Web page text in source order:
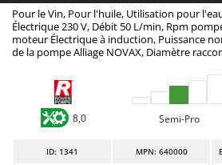
Aspirateurs - Balais Électriques
Aspirateurs à cendres
Aspirateurs à feuilles sur roues
Aspirateurs de piscine
Aspirateurs Multifonctions
Atomiseurs agricoles pour
Atomiseurs pour traitements
Aima
Airmec
AL-KO
ALA 2000
Alce
Alpina
Ama
Pour le Vin, Pour l'huile, Utilisation pour
Électrique 230 V, Débit 50 L/min, Rpm
moteur Électrique à induction, Puissance
de la pompe Alliage NOVAX, Diamètre
8,0 Semi-Pro
ID: 1341 MPN: 640000